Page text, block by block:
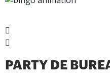
PARTY DE